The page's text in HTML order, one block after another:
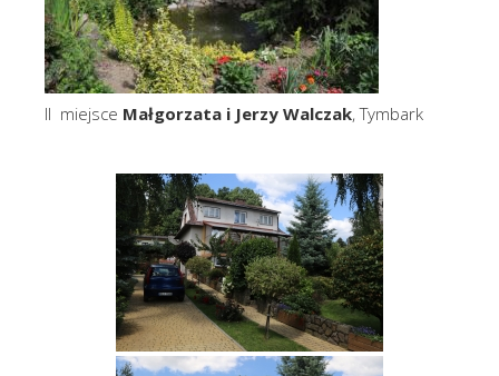
II miejsce Małgorzata i Jerzy Walczak, Tymbark